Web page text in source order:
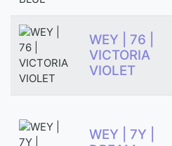
WEY | 76 |
VICTORIA
VIOLET
WEY | 7Y |